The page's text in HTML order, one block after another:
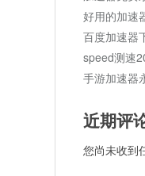
好用的加速
百度加速器
speed测速
手游加速器
近期评
您尚未收到